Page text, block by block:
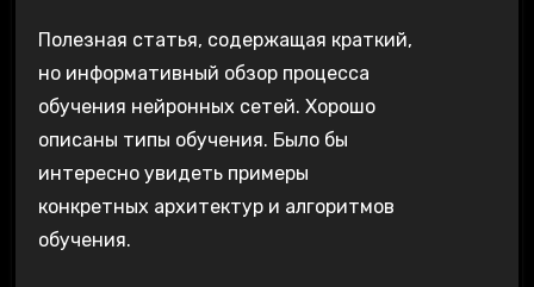
Полезная статья, содержащая краткий,
но информативный обзор процесса
обучения нейронных сетей. Хорошо
описаны типы обучения. Было бы
интересно увидеть примеры
конкретных архитектур и алгоритмов
обучения.